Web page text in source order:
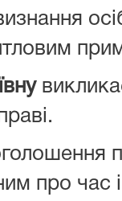
про час